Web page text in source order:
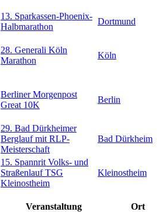
13. Sparkassen-Phoenix-
Halbmarathon
Dortmund
28. Generali Köln
Marathon
Köln
Berliner Morgenpost
Great 10K
Berlin
29. Bad Dürkheimer
Berglauf mit RLP-
Meisterschaft
Bad Dürkheim
15. Spannrit Volks- und
Straßenlauf TSG
Kleinostheim
Kleinostheim
Veranstaltung
Ort